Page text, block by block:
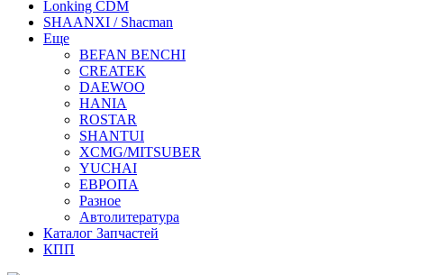
Lonking CDM
SHAANXI / Shacman
Еще
BEFAN BENCHI
CREATEK
DAEWOO
HANIA
ROSTAR
SHANTUI
XCMG/MITSUBER
YUCHAI
ЕВРОПА
Разное
Aвтолитература
Каталог Запчастей
КПП